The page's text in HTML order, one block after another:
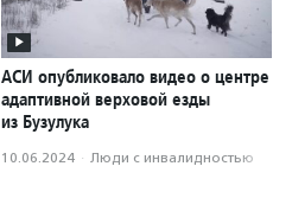
АСИ опубликовало видео о центре
адаптивной верховой езды
из Бузулука
10.06.2024 · Люди с инвалидностью